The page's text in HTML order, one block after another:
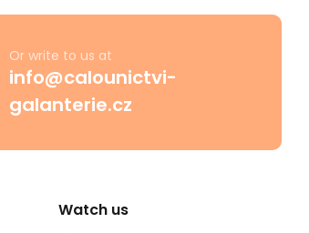
Or write to us at
info@calounictvi-
galanterie.cz
Watch us